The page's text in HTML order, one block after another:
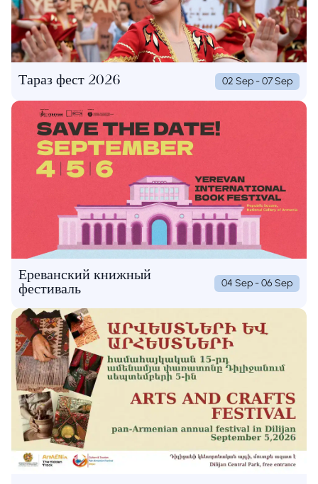
Тараз фест 2026 02 Sep - 07 Sep
Ереванский книжный
фестиваль
04 Sep - 06 Sep